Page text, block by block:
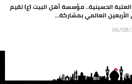
العتبة الحسينية.. مؤسسة أهل البيت (ع) تقيم
العالمي بمشاركة...
06/